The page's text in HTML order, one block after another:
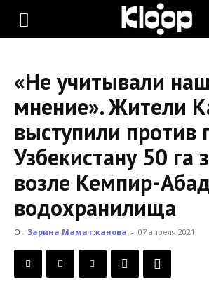
KLOOP.KG
Новости
Кыргызстана
«Не учитывали
мнение». Жители
выступили против
Узбекистану 50 га
возле Кемпир-
водохранилища
От Зарина Маматжанова - 07 апреля 2021